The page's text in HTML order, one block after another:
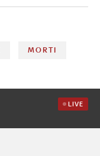
MORTI
LIVE